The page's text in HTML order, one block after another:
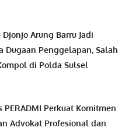
Djonjo Arung Barru Jadi
Dugaan Penggelapan, Salah
di Polda Sulsel
PERADMI Perkuat Komitmen
Advokat Profesional dan